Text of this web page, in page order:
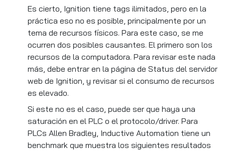
Es cierto, Ignition tiene tags ilimitados, pero en la
práctica eso no es posible, principalmente por un
tema de recursos físicos. Para este caso, se me
ocurren dos posibles causantes. El primero son los
recursos de la computadora. Para revisar este nada
más, debe entrar en la página de Status del servidor
web de Ignition, y revisar si el consumo de recursos
es elevado.
Si este no es el caso, puede ser que haya una
saturación en el PLC o el protocolo/driver. Para
PLCs Allen Bradley, Inductive Automation tiene un
benchmark que muestra los siguientes resultados